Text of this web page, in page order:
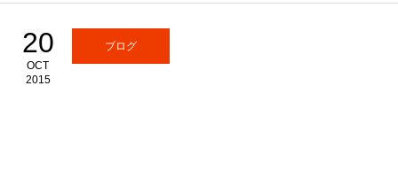
20
OCT
2015
ブログ